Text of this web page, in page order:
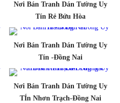
Nơi Bán Tranh Dán Tường Uy
Tín Rẻ Bửu Hòa
Nơi Bán Tranh Dán Tường Uy
Tín -Đồng Nai
Nơi Bán Tranh Dán Tường Uy
TÍn Nhơn Trạch-Đồng Nai